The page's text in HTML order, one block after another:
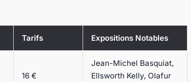
Tarifs Expositions Notables
16 €
Jean-Michel Basquiat,
Ellsworth Kelly, Olafur